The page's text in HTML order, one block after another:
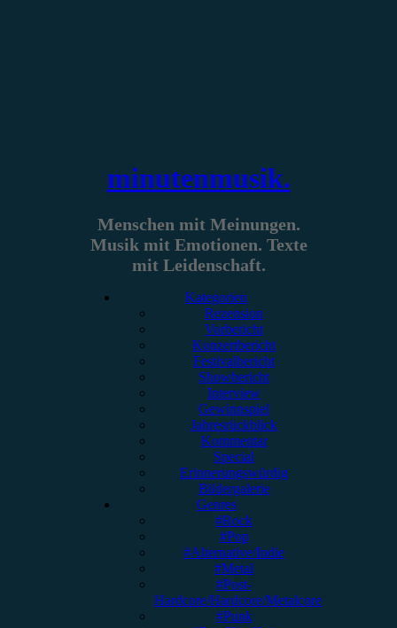
minutenmusik.
Menschen mit Meinungen.
Musik mit Emotionen. Texte
mit Leidenschaft.
Kategorien
Rezension
Vorbericht
Konzertbericht
Festivalbericht
Showbericht
Interview
Gewinnspiel
Jahresrückblick
Kommentar
Special
Erinnerungswürdig
Bildergalerie
Genres
#Rock
#Pop
#Alternative/Indie
#Metal
#Post-
Hardcore/Hardcore/Metalcore
#Punk